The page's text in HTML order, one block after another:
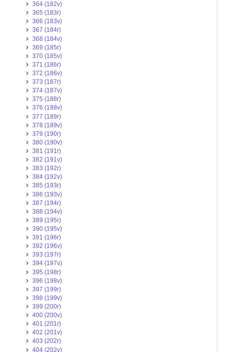
364 (182v)
365 (183r)
366 (183v)
367 (184r)
368 (184v)
369 (185r)
370 (185v)
371 (186r)
372 (186v)
373 (187r)
374 (187v)
375 (188r)
376 (188v)
377 (189r)
378 (189v)
379 (190r)
380 (190v)
381 (191r)
382 (191v)
383 (192r)
384 (192v)
385 (193r)
386 (193v)
387 (194r)
388 (194v)
389 (195r)
390 (195v)
391 (196r)
392 (196v)
393 (197r)
394 (197v)
395 (198r)
396 (198v)
397 (199r)
398 (199v)
399 (200r)
400 (200v)
401 (201r)
402 (201v)
403 (202r)
404 (202v)